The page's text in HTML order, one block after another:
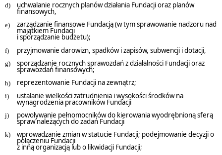
uchwalanie rocznych planów działania Fundacji oraz planów
finansowych,
zarządzanie finansowe Fundacją (w tym sprawowanie nadzoru nad
majątkiem Fundacji
i sporządzanie budżetu);
przyjmowanie darowizn, spadków i zapisów, subwencji i dotacji,
sporządzanie rocznych sprawozdań z działalności Fundacji oraz
sprawozdań finansowych;
reprezentowanie Fundacji na zewnątrz;
ustalanie wielkości zatrudnienia i wysokości środków na
wynagrodzenia pracowników Fundacji
powoływanie pełnomocników do kierowania wyodrębnioną sferą
spraw należących do zadań Fundacji
wprowadzanie zmian w statucie Fundacji; podejmowanie decyzji o
połączeniu Fundacji
z inną organizacją lub o likwidacji Fundacji;